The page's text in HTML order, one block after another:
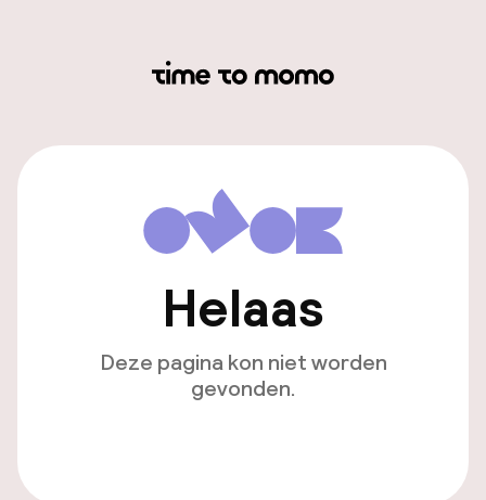
Helaas
Deze pagina kon niet worden
gevonden.